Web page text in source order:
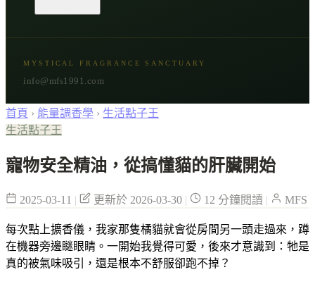
古文明與神話
節氣與民俗
MYSTICAL FRAGRANCE SANCTUARY
info@mfs1991.com
首頁 › 能量調香學 › 生活點子王
生活點子王
寵物安全精油，從搞懂貓的肝臟開始
2025-03-11 | 更新於 2026-03-30 | 12 分鐘閱讀 | MFS
每次點上擴香儀，我家那隻橘貓就會從房間另一頭走過來，蹲
在機器旁邊瞇眼睛。一開始我覺得可愛，後來才意識到：牠是
真的被氣味吸引，還是根本不舒服卻跑不掉？